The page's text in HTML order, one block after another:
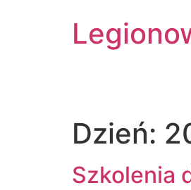
Dzień:
Szkolenia